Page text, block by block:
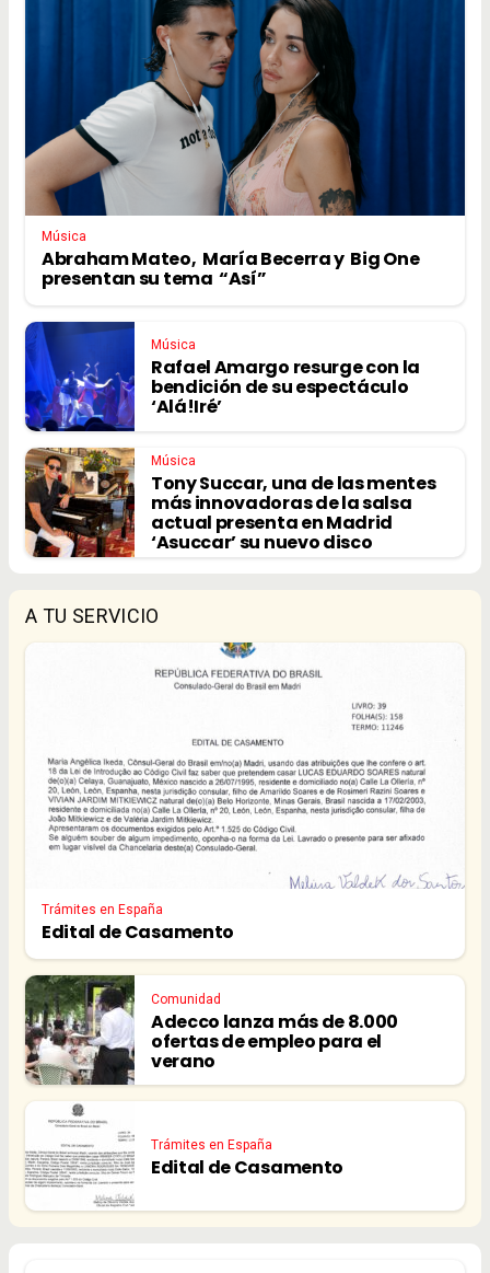
Música
Abraham Mateo, María Becerra y Big One
presentan su tema “Así”
Música
Rafael Amargo resurge con la
bendición de su espectáculo
‘Alá!Iré’
Música
Tony Succar, una de las mentes
más innovadoras de la salsa
actual presenta en Madrid
‘Asuccar’ su nuevo disco
A TU SERVICIO
Trámites en España
Edital de Casamento
Comunidad
Adecco lanza más de 8.000
ofertas de empleo para el
verano
Trámites en España
Edital de Casamento